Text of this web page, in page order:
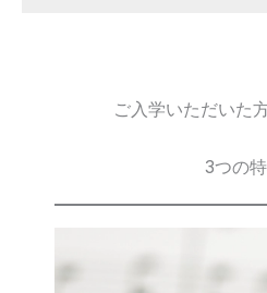
ご入学いただいた
3つの